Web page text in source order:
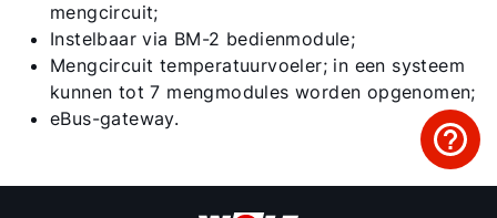
mengcircuit;
Instelbaar via BM-2 bedienmodule;
Mengcircuit temperatuurvoeler; in een systeem
kunnen tot 7 mengmodules worden opgenomen;
eBus-gateway.